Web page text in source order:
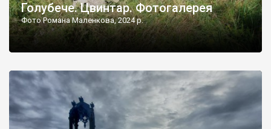
Голубече. Цвинтар. Фотогалерея
Фото Романа Маленкова, 2024 р.